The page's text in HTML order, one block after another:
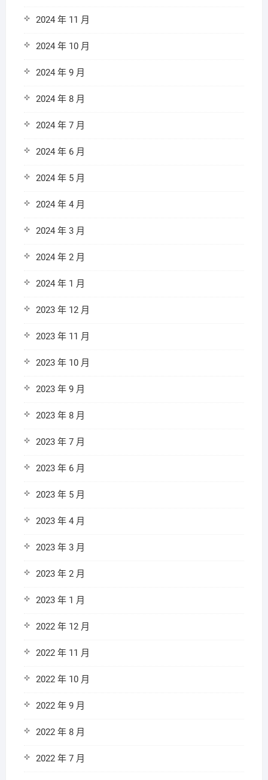
2024 年 11 月
2024 年 10 月
2024 年 9 月
2024 年 8 月
2024 年 7 月
2024 年 6 月
2024 年 5 月
2024 年 4 月
2024 年 3 月
2024 年 2 月
2024 年 1 月
2023 年 12 月
2023 年 11 月
2023 年 10 月
2023 年 9 月
2023 年 8 月
2023 年 7 月
2023 年 6 月
2023 年 5 月
2023 年 4 月
2023 年 3 月
2023 年 2 月
2023 年 1 月
2022 年 12 月
2022 年 11 月
2022 年 10 月
2022 年 9 月
2022 年 8 月
2022 年 7 月